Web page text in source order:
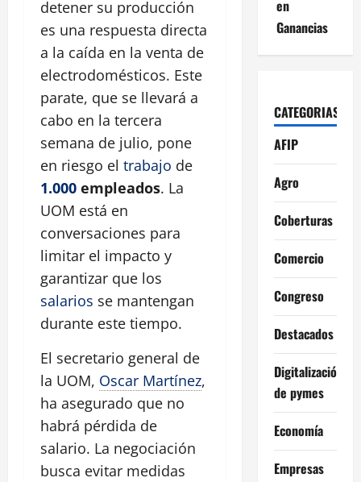
detener su producción
es una respuesta directa
a la caída en la venta de
electrodomésticos. Este
parate, que se llevará a
cabo en la tercera
semana de julio, pone
en riesgo el trabajo de
1.000 empleados. La
UOM está en
conversaciones para
limitar el impacto y
garantizar que los
salarios se mantengan
durante este tiempo.
El secretario general de
la UOM, Oscar Martínez,
ha asegurado que no
habrá pérdida de
salario. La negociación
busca evitar medidas
en
Ganancias
CATEGORIAS
AFIP
Agro
Coberturas
Comercio
Congreso
Destacados
Digitalización
de pymes
Economía
Empresas